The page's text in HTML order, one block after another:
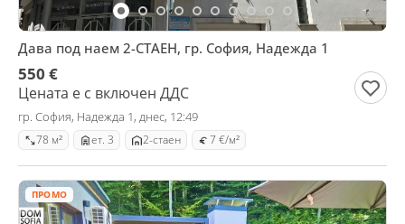
Дава под наем 2-СТАЕН, гр. София, Надежда 1
550 €
Цената е с включен ДДС
гр. София, Надежда 1, днес, 12:49
78 м² ет. 3 2-стаен 7 €/м²
ПРОМО